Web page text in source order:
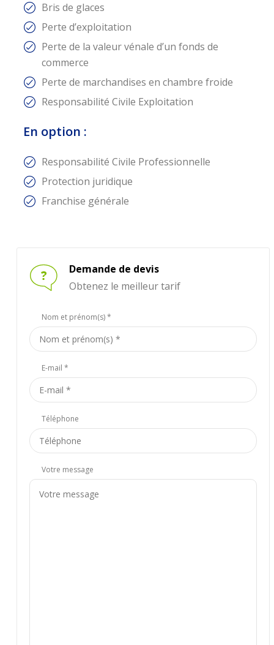
Bris de glaces
Perte d’exploitation
Perte de la valeur vénale d’un fonds de
commerce
Perte de marchandises en chambre froide
Responsabilité Civile Exploitation
En option :
Responsabilité Civile Professionnelle
Protection juridique
Franchise générale
Demande de devis
Obtenez le meilleur tarif
Nom et prénom(s) *
E-mail *
Téléphone
Votre message